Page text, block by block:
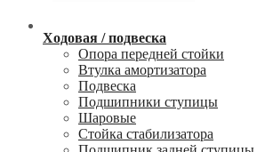
Ходовая / подвеска
Опора передней стойки
Втулка амортизатора
Подвеска
Подшипники ступицы
Шаровые
Стойка стабилизатора